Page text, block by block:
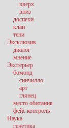
вверх
вниз
доспехи
клан
тени
Эксклюзив
диалог
мнение
Экстерьер
бомонд
синчилло
арт
глянец
место обитания
фейс контроль
Наука
генетика